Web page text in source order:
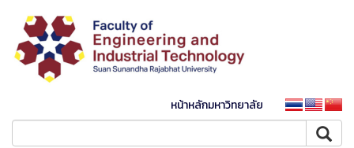
หน้าหลักมหาวิทยาลัย